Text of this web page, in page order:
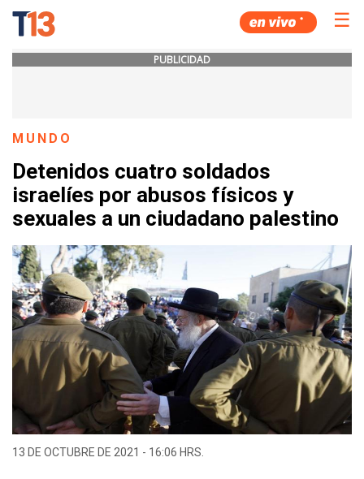
☰
PUBLICIDAD
MUNDO
Detenidos cuatro soldados
israelíes por abusos físicos y
sexuales a un ciudadano palestino
13 DE OCTUBRE DE 2021 - 16:06 HRS.